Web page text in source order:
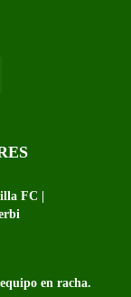
FC |
en racha.